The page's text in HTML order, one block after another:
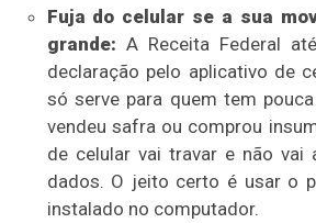
Fuja do celular se a sua
grande: A Receita Federal
declaração pelo aplicativo de
só serve para quem tem
vendeu safra ou comprou
de celular vai travar e não vai
dados. O jeito certo é usar o
instalado no computador.